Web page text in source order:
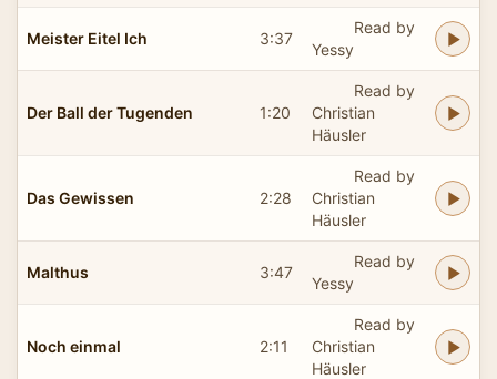
Meister Eitel Ich 3:37
Read by
Yessy
Der Ball der Tugenden 1:20
Read by
Christian
Häusler
Das Gewissen 2:28
Read by
Christian
Häusler
Malthus 3:47
Read by
Yessy
Noch einmal 2:11
Read by
Christian
Häusler